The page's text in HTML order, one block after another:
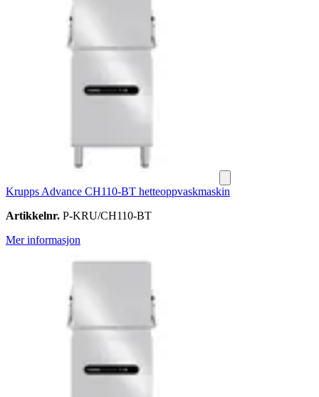
Krupps Advance CH110-BT hetteoppvaskmaskin
Artikkelnr. P-KRU/CH110-BT
Mer informasjon